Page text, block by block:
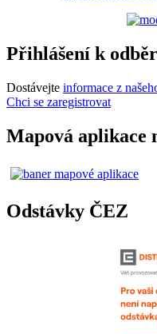
Přihlášení k
Dostávejte informace z
Chci se zaregistrovat
Mapová aplikace
Odstávky ČEZ